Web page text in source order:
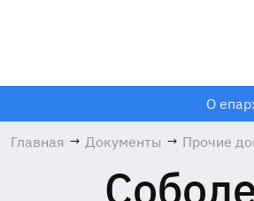
О
Главная → Документы → Прочие